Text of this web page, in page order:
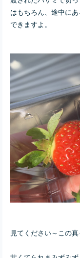
はもちろん、途中に
できますよ。
見てください～この